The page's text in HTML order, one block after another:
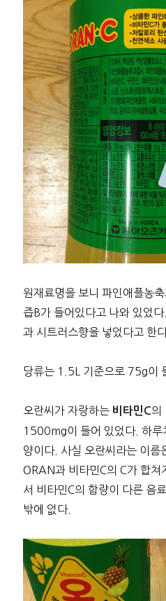
원재료명을 보니 파인애플농
즙B가 들어있다고 나와 있었
과 시트러스향을 넣었다고 한
당류는 1.5L 기준으로 75g이
오란씨가 자랑하는 비타민C의
1500mg이 들어 있었다. 하루
양이다. 사실 오란씨라는 이
ORAN과 비타민C의 C가 합쳐
서 비타민C의 함량이 다른 음
밖에 없다.